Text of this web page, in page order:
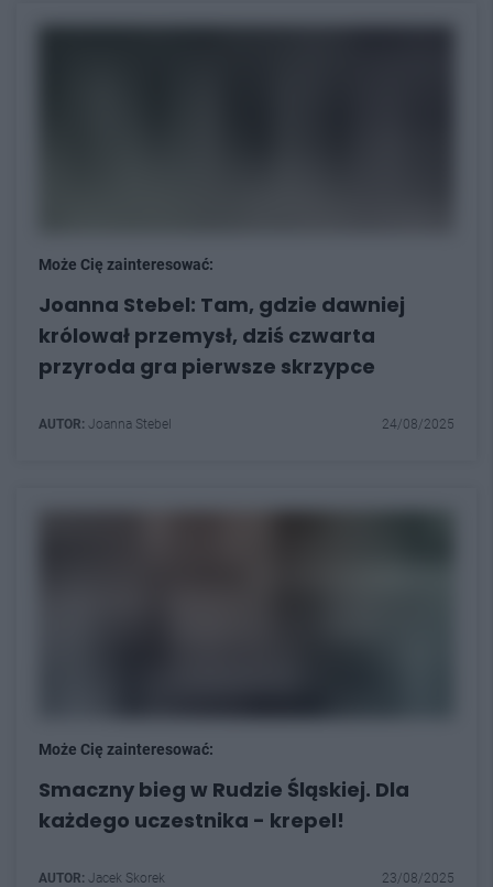
Może Cię zainteresować:
Joanna Stebel: Tam, gdzie dawniej
królował przemysł, dziś czwarta
przyroda gra pierwsze skrzypce
AUTOR: Joanna Stebel 24/08/2025
Może Cię zainteresować:
Smaczny bieg w Rudzie Śląskiej. Dla
każdego uczestnika - krepel!
AUTOR: Jacek Skorek 23/08/2025